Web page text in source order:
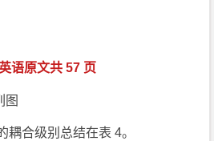
英语原文共 57 页
图
耦合级别总结在表 4。